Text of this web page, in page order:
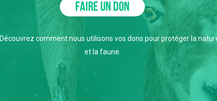
FAIRE UN DON
Découvrez comment nous utilisons vos dons pour protéger la
et la faune.